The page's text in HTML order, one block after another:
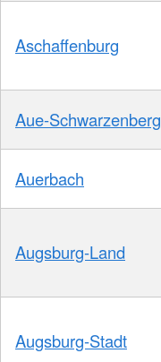
Aschaffenburg
Aue-Schwarzenberg
Auerbach
Augsburg-Land
Augsburg-Stadt